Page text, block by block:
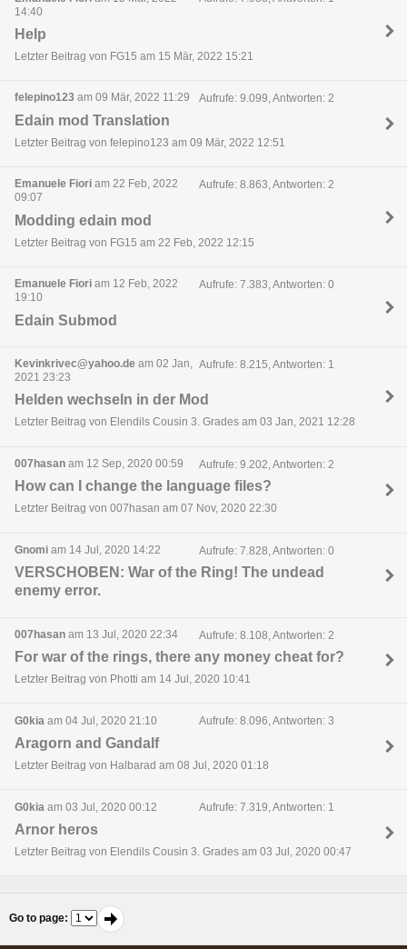
14:40
Help
Letzter Beitrag von FG15 am 15 Mär, 2022 15:21
felepino123 am 09 Mär, 2022 11:29 Aufrufe: 9.099, Antworten: 2
Edain mod Translation
Letzter Beitrag von felepino123 am 09 Mär, 2022 12:51
Emanuele Fiori am 22 Feb, 2022
09:07
Aufrufe: 8.863, Antworten: 2
Modding edain mod
Letzter Beitrag von FG15 am 22 Feb, 2022 12:15
Emanuele Fiori am 12 Feb, 2022
19:10
Aufrufe: 7.383, Antworten: 0
Edain Submod
Kevinkrivec@yahoo.de am 02 Jan,
2021 23:23
Aufrufe: 8.215, Antworten: 1
Helden wechseln in der Mod
Letzter Beitrag von Elendils Cousin 3. Grades am 03 Jan, 2021 12:28
007hasan am 12 Sep, 2020 00:59 Aufrufe: 9.202, Antworten: 2
How can I change the language files?
Letzter Beitrag von 007hasan am 07 Nov, 2020 22:30
Gnomi am 14 Jul, 2020 14:22 Aufrufe: 7.828, Antworten: 0
VERSCHOBEN: War of the Ring! The undead
enemy error.
007hasan am 13 Jul, 2020 22:34 Aufrufe: 8.108, Antworten: 2
For war of the rings, there any money cheat for?
Letzter Beitrag von Photti am 14 Jul, 2020 10:41
G0kia am 04 Jul, 2020 21:10 Aufrufe: 8.096, Antworten: 3
Aragorn and Gandalf
Letzter Beitrag von Halbarad am 08 Jul, 2020 01:18
G0kia am 03 Jul, 2020 00:12 Aufrufe: 7.319, Antworten: 1
Arnor heros
Letzter Beitrag von Elendils Cousin 3. Grades am 03 Jul, 2020 00:47
Go to page: